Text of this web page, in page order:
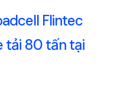
Flintec
tải 80 tấn tại